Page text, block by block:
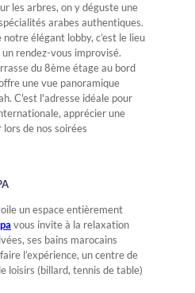
les arbres, on y déguste une
arabes authentiques.
élégant lobby, c’est le lieu
rendez-vous improvisé.
du 8ème étage au bord
une vue panoramique
C'est l'adresse idéale pour
apprécier une
de nos soirées
un espace entièrement
vous invite à la relaxation
ses bains marocains
l’expérience, un centre de
loisirs (billard, tennis de table)